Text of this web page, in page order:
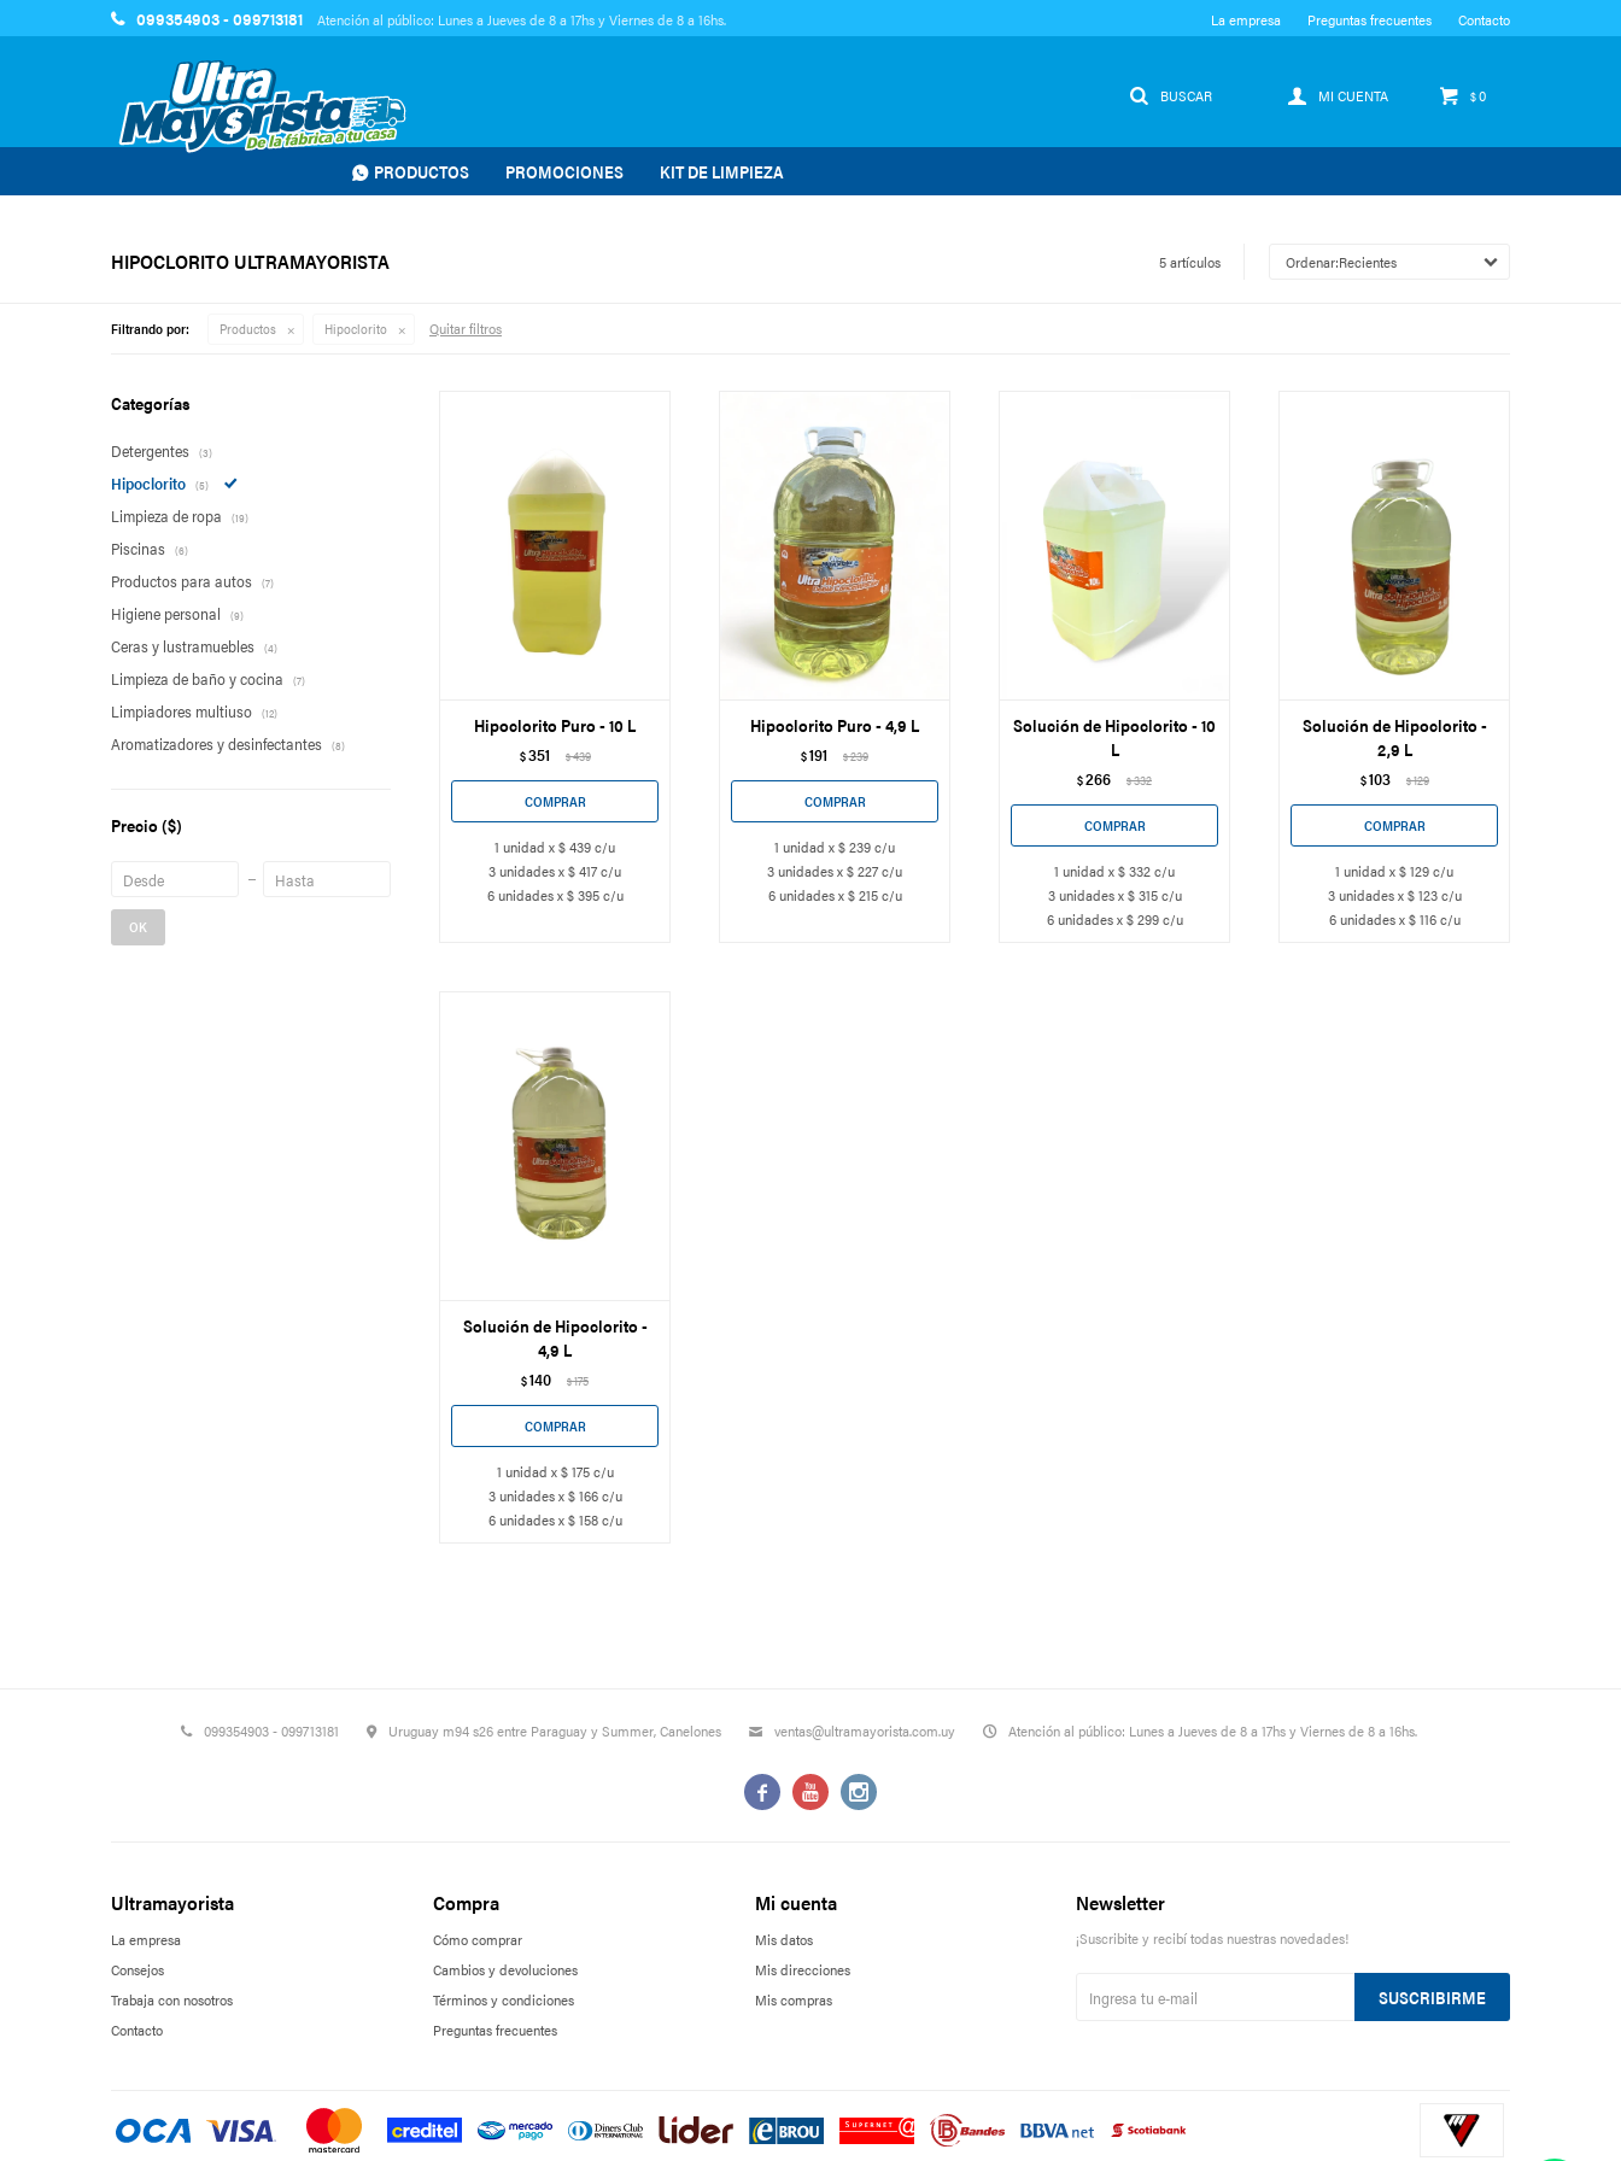
PRODUCTOS PROMOCIONES KIT DE LIMPIEZA
$0
099354903 - 099713181 Atención al público: Lunes a Jueves de 8 a 17hs y Viernes de 8 a 16hs. La empresa Preguntas frecuentes Contacto
HIPOCLORITO ULTRAMAYORISTA 5 artículos Recientes
Filtrando por: Productos Hipoclorito Quitar filtros
Hipoclorito Puro - 10 L
$351 $439
1 unidad x $ 439 c/u
3 unidades x $ 417 c/u
6 unidades x $ 395 c/u
Hipoclorito Puro - 4,9 L
$191 $239
1 unidad x $ 239 c/u
3 unidades x $ 227 c/u
6 unidades x $ 215 c/u
Solución de Hipoclorito - 10
L
$266 $332
1 unidad x $ 332 c/u
3 unidades x $ 315 c/u
6 unidades x $ 299 c/u
Solución de Hipoclorito -
2,9 L
$103 $129
1 unidad x $ 129 c/u
3 unidades x $ 123 c/u
6 unidades x $ 116 c/u
Solución de Hipoclorito -
4,9 L
$140 $175
1 unidad x $ 175 c/u
3 unidades x $ 166 c/u
6 unidades x $ 158 c/u
Categorías
Detergentes (3)
Hipoclorito (5)
Limpieza de ropa (19)
Piscinas (6)
Productos para autos (7)
Higiene personal (9)
Ceras y lustramuebles (4)
Limpieza de baño y cocina (7)
Limpiadores multiuso (12)
Aromatizadores y desinfectantes (8)
Precio($)
OK
099354903 - 099713181 Uruguay m94 s26 entre Paraguay y Summer, Canelones ventas@ultramayorista.com.uy Atención al público: Lunes a Jueves de 8 a 17hs y Viernes de 8 a 16hs.
  
Ultramayorista
La empresa
Consejos
Trabaja con nosotros
Contacto
Compra
Cómo comprar
Cambios y devoluciones
Términos y condiciones
Preguntas frecuentes
Mi cuenta
Mis datos
Mis direcciones
Mis compras
Newsletter
¡Suscribite y recibí todas nuestras novedades!
SUSCRIBIRME